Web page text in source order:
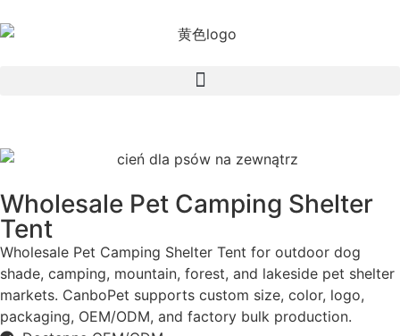
Wholesale Pet Camping Shelter
Tent
Wholesale Pet Camping Shelter Tent for outdoor dog
shade, camping, mountain, forest, and lakeside pet shelter
markets. CanboPet supports custom size, color, logo,
packaging, OEM/ODM, and factory bulk production.